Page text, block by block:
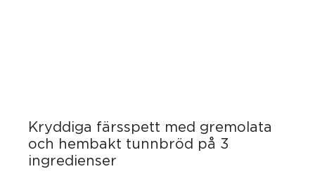
Kryddiga färsspett med gremolata
och hembakt tunnbröd på 3
ingredienser